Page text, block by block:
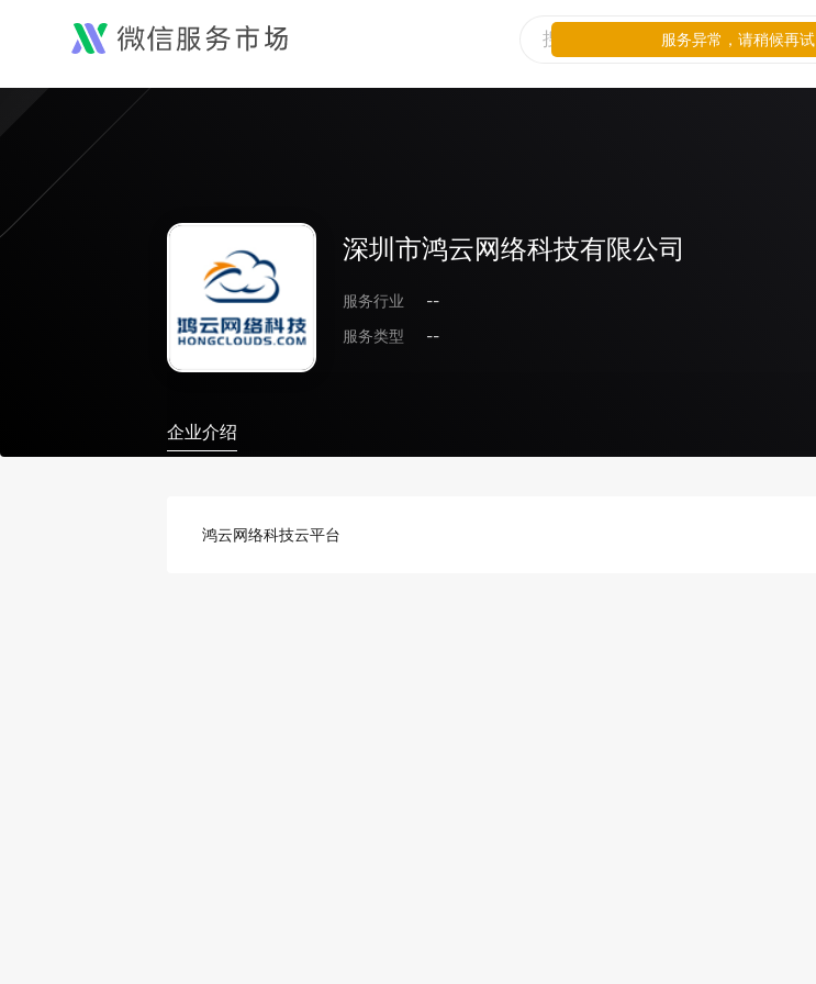
深圳市鸿云网络科技有限公司
服务行业
--
服务类型
--
企业介绍
鸿云网络科技云平台
服务异常，请稍候再试